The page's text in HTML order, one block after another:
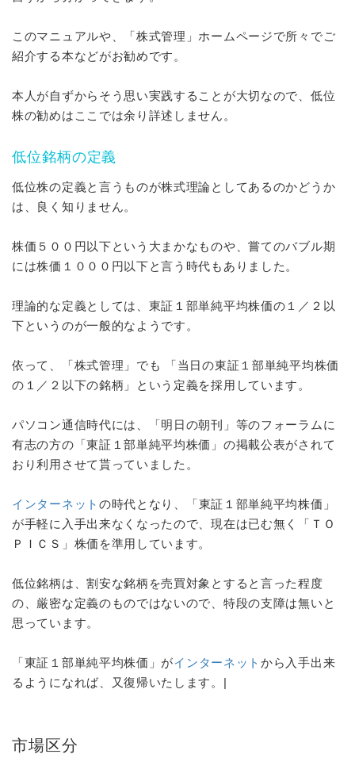
このマニュアルや、「株式管理」ホームページで所々でご
紹介する本などがお勧めです。
本人が自ずからそう思い実践することが大切なので、低位
株の勧めはここでは余り詳述しません。
低位銘柄の定義
低位株の定義と言うものが株式理論としてあるのかどうか
は、良く知りません。
株価５００円以下という大まかなものや、嘗てのバブル期
には株価１０００円以下と言う時代もありました。
理論的な定義としては、東証１部単純平均株価の１／２以
下というのが一般的なようです。
依って、「株式管理」でも 「当日の東証１部単純平均株価
の１／２以下の銘柄」という定義を採用しています。
パソコン通信時代には、「明日の朝刊」等のフォーラムに
有志の方の「東証１部単純平均株価」の掲載公表がされて
おり利用させて貰っていました。
インターネット の時代となり、「東証１部単純平均株価」
が手軽に入手出来なくなったので、現在は已む無く「ＴＯ
ＰＩＣＳ」株価を準用しています。
低位銘柄は、割安な銘柄を売買対象とすると言った程度
の、厳密な定義のものではないので、特段の支障は無いと
思っています。
「東証１部単純平均株価」がインターネットから入手出来
るようになれば、又復帰いたします。|
市場区分